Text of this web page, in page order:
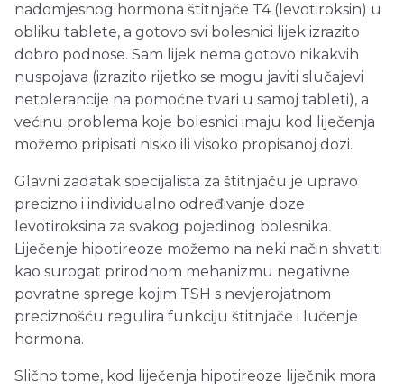
nadomjesnog hormona štitnjače T4 (levotiroksin) u
obliku tablete, a gotovo svi bolesnici lijek izrazito
dobro podnose. Sam lijek nema gotovo nikakvih
nuspojava (izrazito rijetko se mogu javiti slučajevi
netolerancije na pomoćne tvari u samoj tableti), a
većinu problema koje bolesnici imaju kod liječenja
možemo pripisati nisko ili visoko propisanoj dozi.
Glavni zadatak specijalista za štitnjaču je upravo
precizno i individualno određivanje doze
levotiroksina za svakog pojedinog bolesnika.
Liječenje hipotireoze možemo na neki način shvatiti
kao surogat prirodnom mehanizmu negativne
povratne sprege kojim TSH s nevjerojatnom
preciznošću regulira funkciju štitnjače i lučenje
hormona.
Slično tome, kod liječenja hipotireoze liječnik mora